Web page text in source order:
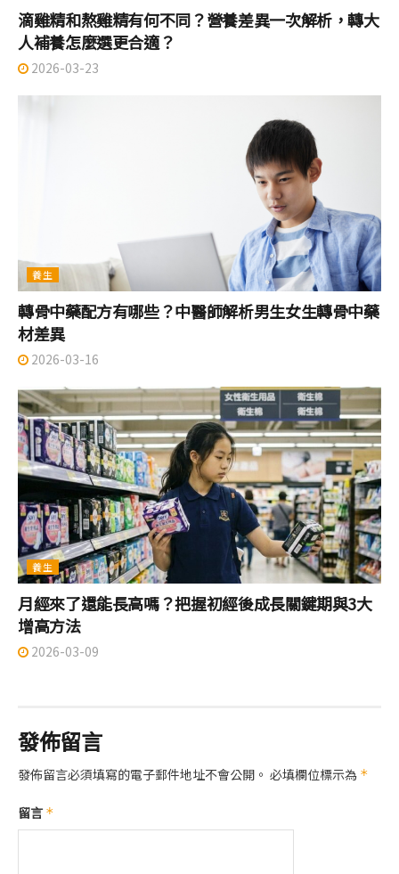
滴雞精和熬雞精有何不同？營養差異一次解析，轉大
人補養怎麼選更合適？
2026-03-23
養生
轉骨中藥配方有哪些？中醫師解析男生女生轉骨中藥
材差異
2026-03-16
養生
月經來了還能長高嗎？把握初經後成長關鍵期與3大
增高方法
2026-03-09
發佈留言
發佈留言必須填寫的電子郵件地址不會公開。 必填欄位標示為 *
留言*